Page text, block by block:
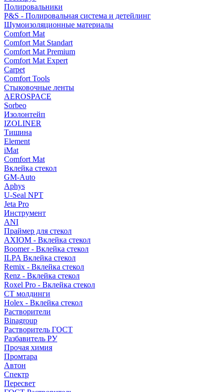
Полировальники
P&S - Полировальная система и детейлинг
Шумоизоляционные материалы
Comfort Mat
Comfort Mat Standart
Comfort Mat Premium
Comfort Mat Expert
Carpet
Comfort Tools
Стыковочные ленты
AEROSPACE
Sorbeo
Изолонтейп
IZOLINER
Тишина
Element
iMat
Comfort Mat
Вклейка стекол
GM-Auto
Aphys
U-Seal NPT
Jeta Pro
Инструмент
ANI
Праймер для стекол
AXIOM - Вклейка стекол
Boomer - Вклейка стекол
ILPA Вклейка стекол
Remix - Вклейка стекол
Renz - Вклейка стекол
Roxel Pro - Вклейка стекол
СТ молдинги
Holex - Вклейка стекол
Растворители
Binagroup
Растворитель ГОСТ
Разбавитель РУ
Прочая химия
Промтара
Автон
Спектр
Пересвет